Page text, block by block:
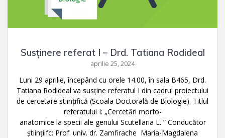
Susținere referat I – Drd. Tatiana Rodideal
aprilie 25, 2024
Luni 29 aprilie, începând cu orele 14.00, în sala B465, Drd.
Tatiana Rodideal va susține referatul I din cadrul proiectului
de cercetare ştiințifică (Scoala Doctorală de Biologie). Titlul
referatului I: „Cercetări morfo-
anatomice la specii ale genului Scutellaria L. ” Conducător
științiifc: Prof. univ. dr. Zamfirache Maria-Magdalena